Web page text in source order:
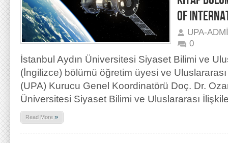
OF
UPA-
0
İstanbul Aydın Üniversitesi Siyaset Bilimi ve
(İngilizce) bölümü öğretim üyesi ve
(UPA) Kurucu Genel Koordinatörü Doç. Dr.
Üniversitesi Siyaset Bilimi ve Uluslararası
Read More »